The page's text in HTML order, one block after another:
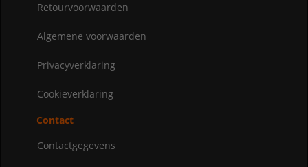
Retourvoorwaarden
Algemene voorwaarden
Privacyverklaring
Cookieverklaring
Contact
Contactgegevens